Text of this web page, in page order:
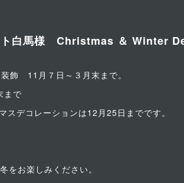
ト白馬様 Christmas ＆ Winter
飾 11月７日～３月末まで。
まで
スデコレーションは12月25日までです。
をお楽しみください。